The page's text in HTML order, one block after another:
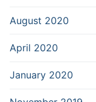
August 2020
April 2020
January 2020